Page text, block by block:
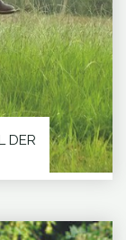
DER